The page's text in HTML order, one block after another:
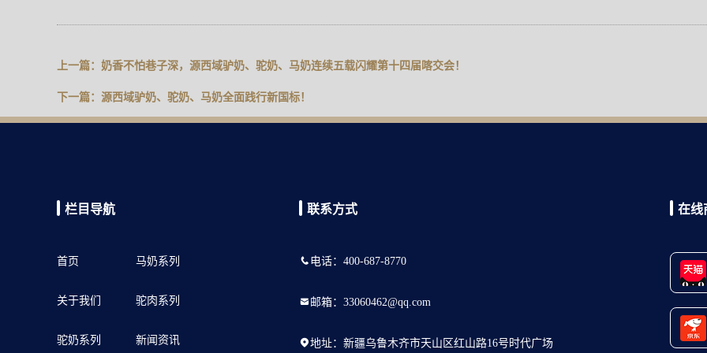
上一篇： 奶香不怕巷子深，源西域驴奶、驼奶、马奶连续五载闪耀第十四届喀交会！
下一篇： 源西域驴奶、驼奶、马奶全面践行新国标！
栏目导航
首页
关于我们
驼奶系列
马奶系列
驼肉系列
新闻资讯
联系方式
电话：400-687-8770
邮箱：33060462@qq.com
地址：新疆乌鲁木齐市天山区红山路16号时代广场
在线